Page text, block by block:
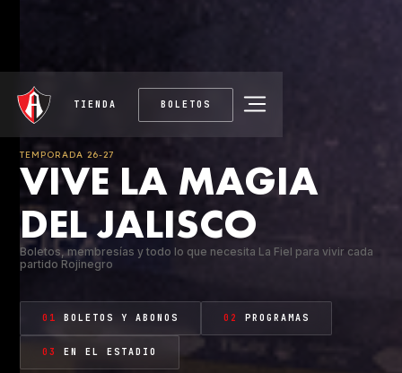
TIENDA BOLETOS
TEMPORADA 26-27
VIVE LA MAGIA
DEL JALISCO
Boletos, membresías y todo lo que necesita La Fiel para vivir cada
partido Rojinegro
01 BOLETOS Y ABONOS 02 PROGRAMAS
03 EN EL ESTADIO